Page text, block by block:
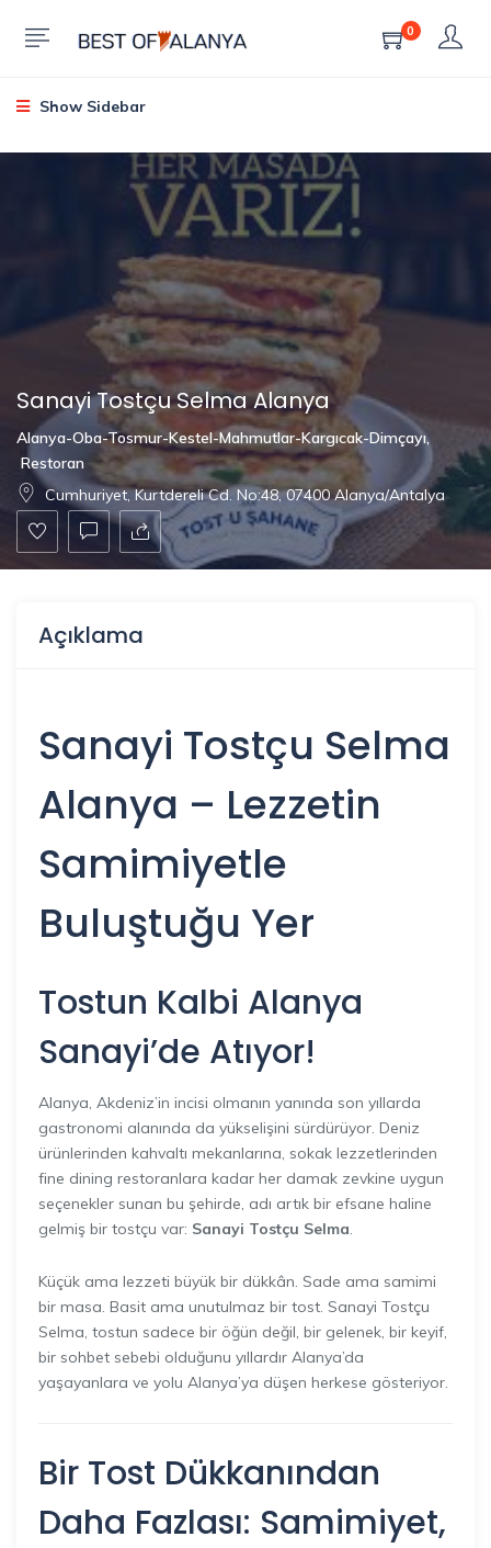
0
Show Sidebar
Sanayi Tostçu Selma Alanya
Alanya-Oba-Tosmur-Kestel-Mahmutlar-Kargıcak-Dimçayı,
Restoran
Cumhuriyet, Kurtdereli Cd. No:48, 07400 Alanya/Antalya
Açıklama
Sanayi Tostçu Selma
Alanya – Lezzetin
Samimiyetle
Buluştuğu Yer
Tostun Kalbi Alanya
Sanayi’de Atıyor!
Alanya, Akdeniz’in incisi olmanın yanında son yıllarda
gastronomi alanında da yükselişini sürdürüyor. Deniz
ürünlerinden kahvaltı mekanlarına, sokak lezzetlerinden
fine dining restoranlara kadar her damak zevkine uygun
seçenekler sunan bu şehirde, adı artık bir efsane haline
gelmiş bir tostçu var: Sanayi Tostçu Selma
Küçük ama lezzeti büyük bir dükkân. Sade ama samimi
bir masa. Basit ama unutulmaz bir tost. Sanayi Tostçu
Selma, tostun sadece bir öğün değil, bir gelenek, bir keyif,
bir sohbet sebebi olduğunu yıllardır Alanya’da
yaşayanlara ve yolu Alanya’ya düşen herkese gösteriyor.
Bir Tost Dükkanından
Daha Fazlası: Samimiyet,